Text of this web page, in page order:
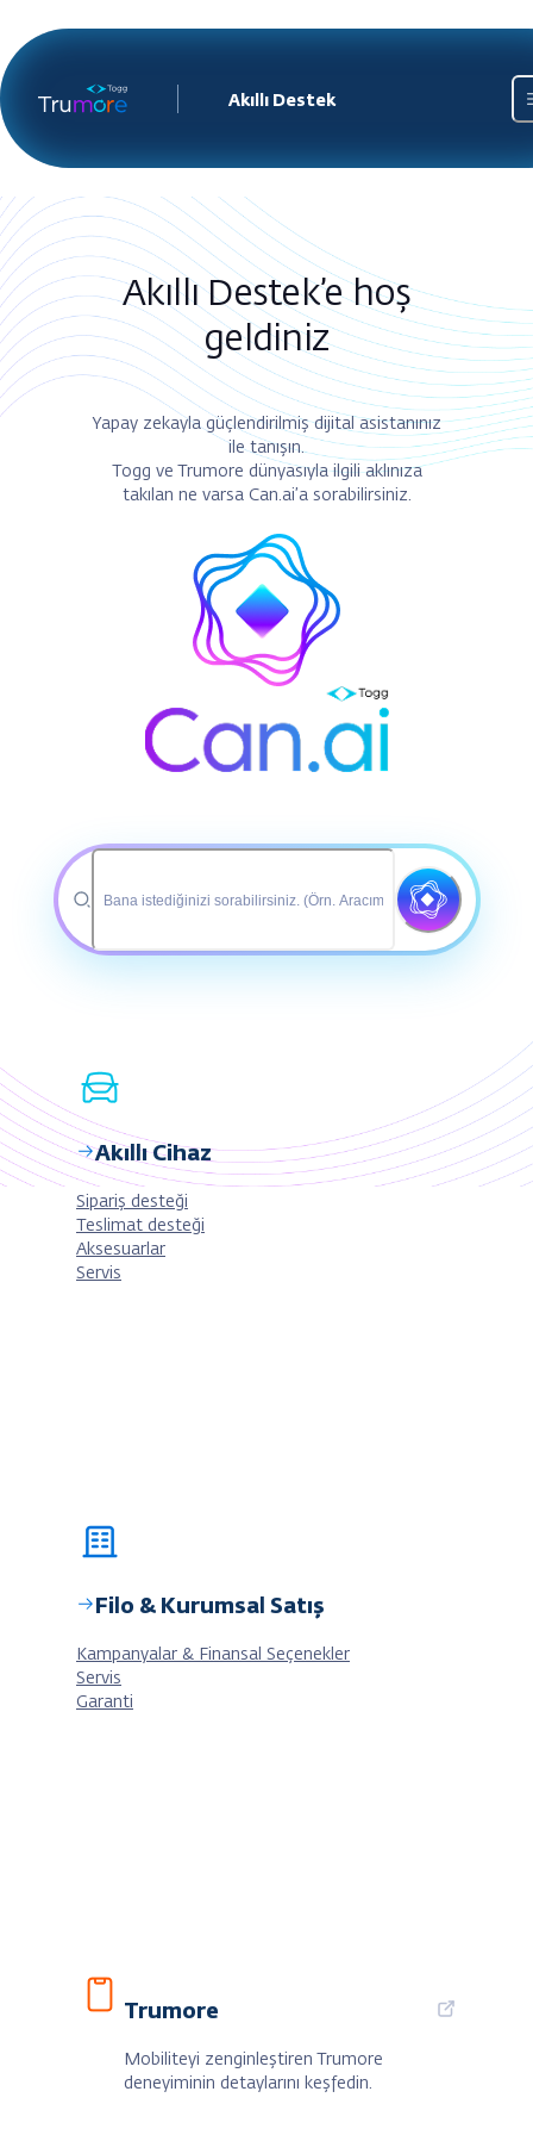
Akıllı Destek
Akıllı Destek’e hoş
geldiniz
Yapay zekayla güçlendirilmiş dijital asistanınız
ile tanışın.
Togg ve Trumore dünyasıyla ilgili aklınıza
takılan ne varsa Can.ai’a sorabilirsiniz.
Akıllı Cihaz
Sipariş desteği
Teslimat desteği
Aksesuarlar
Servis
Filo & Kurumsal Satış
Kampanyalar & Finansal Seçenekler
Servis
Garanti
Trumore
Mobiliteyi zenginleştiren Trumore
deneyiminin detaylarını keşfedin.